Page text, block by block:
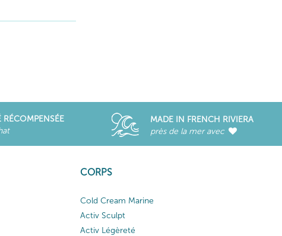
RÉCOMPENSÉE
MADE IN FRENCH RIVIERA
près de la mer avec
CORPS
Cold Cream Marine
Activ Sculpt
Activ Légèreté